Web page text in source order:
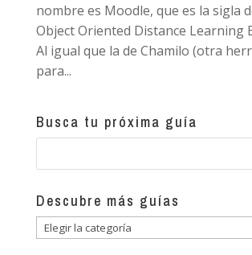
nombre es Moodle, que es la sigla
Object Oriented Distance Learning
Al igual que la de Chamilo (otra
para...
Busca tu próxima guía
Descubre más guías
Descubre